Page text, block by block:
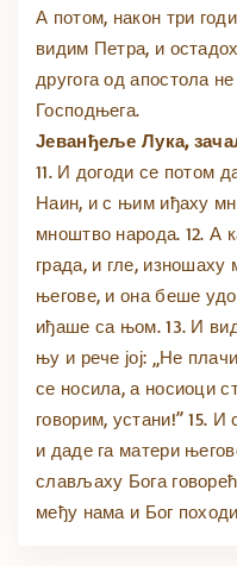
А потом, након три
видим Петра, и
другога од апостола
Господњега.
Јеванђеље Лука,
11. И догоди се потом
Наин, и с њим иђаху
мноштво народа. 12. А
града, и гле, изношаху
његове, и она беше
иђаше са њом. 13. И
њу и рече јој: „Не
се носила, а носиоци
говорим, устани!” 15.
и даде га матери
слављаху Бога
међу нама и Бог